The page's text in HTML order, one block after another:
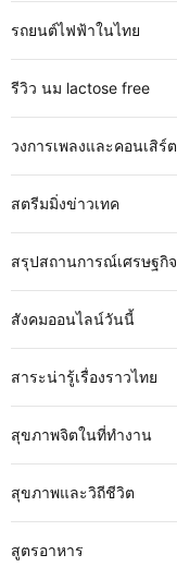
รถยนต์ไฟฟ้าในไทย
รีวิว นม lactose free
วงการเพลงและคอนเสิร์ต
สตรีมมิ่งข่าวเทค
สรุปสถานการณ์เศรษฐกิจ
สังคมออนไลน์วันนี้
สาระน่ารู้เรื่องราวไทย
สุขภาพจิตในที่ทำงาน
สุขภาพและวิถีชีวิต
สูตรอาหาร